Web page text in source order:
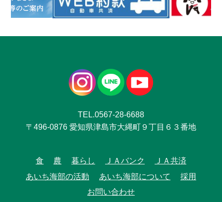
TEL.0567-28-6688
〒496-0876 愛知県津島市大縄町９丁目６３番地
食 農 暮らし ＪＡバンク
ＪＡ共済
あいち海部の活動
あいち海部について
採用
お問い合わせ